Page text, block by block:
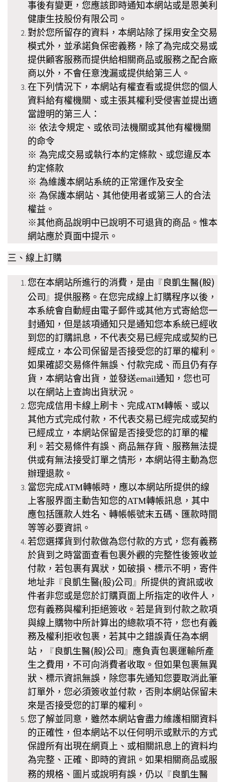
事後有變更，您應該即時通知本網站或是恩美利
健康生技股份有限公司。
對於您所留存的資料，本網站除了採用安全交易
模式外，並承諾負保密義務，除了為完成交易或
提供顧客服務而提供給相關商品或服務之配合廠
商以外，不會任意洩漏或提供給第三人。
在下列情況下，本網站有權查看或提供您的個人
資料給有權機關、或主張其權利受侵害並提出適
當證明的第三人：
※ 依法令規定、或依司法機關或其他有權機關
的命令
※ 為完成交易或執行本約定條款、或您違反本
約定條款
※ 為維護本網站系統的正常運作及安全
※ 為保護本網站、其他使用者或第三人的合法
權益。
※其他商品說明中已說明不可退貨的商品。惟本
網站應於頁面中提示。
三、線上訂購
您在本網站所進行的消費，是由 『 良凱生醫(股)
公司 』 提供服務。在您完成線上訂購程序以後，
本系統會自動經由電子郵件或其他方式寄給您一
封通知，但是該項通知只是通知您本系統已經收
到您的訂購訊息，不代表交易已經完成或契約已
經成立，本公司 保留是否接受您的訂單的權利。
如果確認交易條件無誤、付款完成、而且仍有存
貨，本網站會出貨，並發送email通知，您也可
以在網站上查詢出貨狀況。
您完成信用卡線上刷卡、完成ATM轉帳、或以
其他方式完成付款，不代表交易已經完成或契約
已經成立，本網站保留是否接受您的訂單的權
利。若交易條件有誤、商品無存貨、服務無法提
供或有無法接受訂單之情形，本網站得主動為您
辦理退款。
當您完成ATM轉帳時，應以本網站所提供的線
上客服界面主動告知您的ATM轉帳訊息，其中
應包括匯款人姓名、轉帳帳號末五碼、匯款時間
等等必要資訊。
若您選擇貨到付款做為您付款的方式，您有義務
於貨到之時當面查看包裹外觀的完整性後簽收並
付款，若包裹有異狀，如破損、標示不明，寄件
地址非 『 良凱生醫(股)公司 』 所提供的資訊或收
件者非您或是您於訂購頁面上所指定的收件人，
您有義務與權利拒絕簽收。若是貨到付款之款項
與線上購物中所計算出的總款項不符，您也有義
務及權利拒收包裹，若其中之錯誤責任為本網
站，
『 良凱生醫(股)公司 』 應負責包裹運輸所產
生之費用，不可向消費者收取。但如果包裹無異
狀、標示資訊無誤，除您事先通知您要取消此筆
訂單外，您必須簽收並付款，否則本網站保留未
來是否接受您的訂單的權利。
您了解並同意，雖然本網站會盡力維護相關資料
的正確性，但本網站不以任何明示或默示的方式
保證所有出現在網頁上、或相關訊息上的資料均
為完整、正確、即時的資訊。如果相關商品或服
務的規格、圖片或說明有誤，仍以 『 良凱生醫